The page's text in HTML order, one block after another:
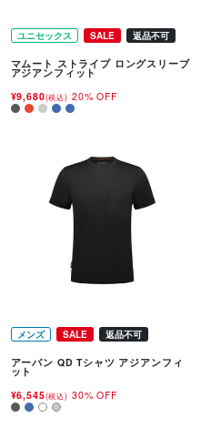
ユニセックス SALE 返品不可
マムート ストライプ ロングスリーブ
アジアンフィット
¥9,680(税込) 20% OFF
メンズ SALE 返品不可
アーバン QD Tシャツ アジアンフィ
ット
¥6,545(税込) 30% OFF